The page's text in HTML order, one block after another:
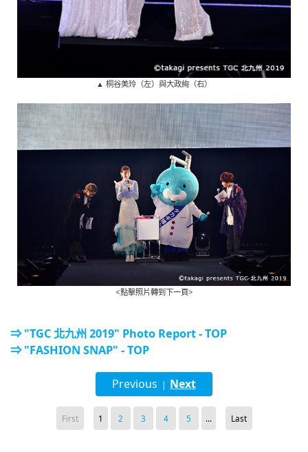
▲ 桐谷美玲（左）與大政絢（右）
<點擊照片轉到下一頁>
⇒ "TGC 北九州 2019" Photo Report - TOP
⇒ "FASHION SNAP" - TOP
Previous | Next
First 1 2 3 4 5 ... Last